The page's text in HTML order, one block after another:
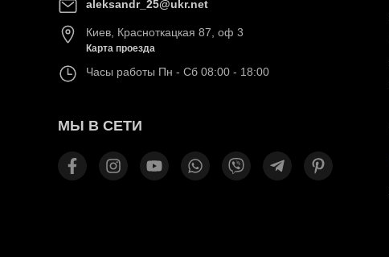
aleksandr_25@ukr.net
Киев Красноткацкая 87, оф 3
Карта проезда
Часы работы Пн - Сб 08:00 - 18:00
МЫ В СЕТИ